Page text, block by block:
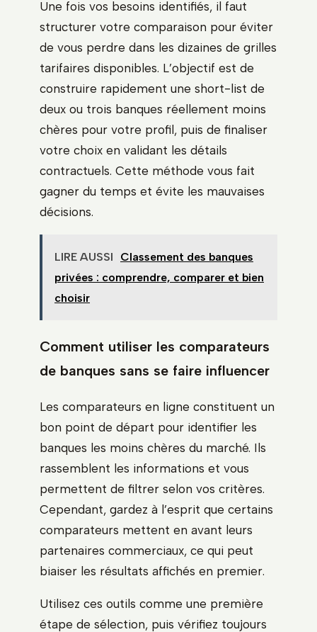
Une fois vos besoins identifiés, il faut
structurer votre comparaison pour éviter
de vous perdre dans les dizaines de grilles
tarifaires disponibles. L’objectif est de
construire rapidement une short-list de
deux ou trois banques réellement moins
chères pour votre profil, puis de finaliser
votre choix en validant les détails
contractuels. Cette méthode vous fait
gagner du temps et évite les mauvaises
décisions.
LIRE AUSSI
Classement des banques
privées : comprendre, comparer et bien
choisir
Comment utiliser les comparateurs
de banques sans se faire influencer
Les comparateurs en ligne constituent un
bon point de départ pour identifier les
banques les moins chères du marché. Ils
rassemblent les informations et vous
permettent de filtrer selon vos critères.
Cependant, gardez à l’esprit que certains
comparateurs mettent en avant leurs
partenaires commerciaux, ce qui peut
biaiser les résultats affichés en premier.
Utilisez ces outils comme une première
étape de sélection, puis vérifiez toujours